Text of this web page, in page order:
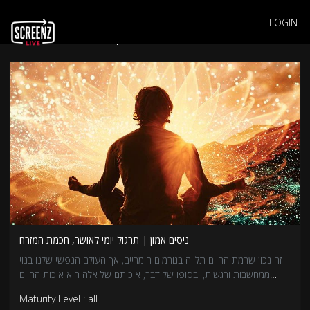
LOGIN
רוח, פילוסופיה ותודעה
ניסים אמון | תרגול יומי לאושר, חכמת המזרח
זה נכון שרמת החיים תלויה בגורמים חומריים, אך העולם הנפשי שלנו בנוי
ממחשבות ורגשות, ובסופו של דבר, איכותם של אלה היא איכות החיים
שיביא שלום פנימי, ישפר את הבריאות ויעזור לנו למצוא את גן האושר
Maturity Level : all